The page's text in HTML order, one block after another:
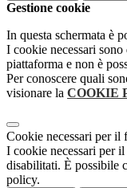
Gestione cookie
In questa schermata è
I cookie necessari
piattaforma e non è
Per conoscere quali
visionare la COOKIE
Cookie necessari per il
I cookie necessari per
disabilitati. È possibile
policy.